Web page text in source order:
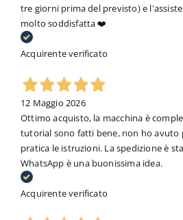
tre giorni prima del previsto) e
molto soddisfatta ❤️
Acquirente verificato
12 Maggio 2026
Ottimo acquisto, la macchina è
tutorial sono fatti bene, non ho avuto
pratica le istruzioni. La spedizione è
WhatsApp è una buonissima idea.
Acquirente verificato